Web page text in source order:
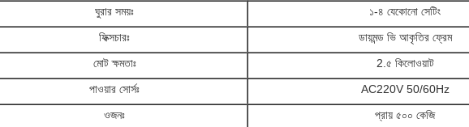
ঘুরার সময়ঃ
১-৪ যেকোনো সেটিং
ফিক্সচারঃ
ডায়মন্ড ভি আকৃতির ফ্রেম
মোট ক্ষমতাঃ
2.৫ কিলোওয়াট
পাওয়ার সোর্সঃ
AC220V 50/60Hz
ওজনঃ
প্রায় ৫০০ কেজি